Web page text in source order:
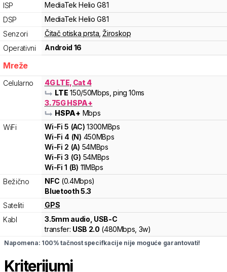
ISP
MediaTek Helio G81
DSP
MediaTek Helio G81
Senzori
Čitač otiska prsta ,Žiroskop
Operativni
Android 16
Mreže
Celularno
4G LTE, Cat 4
LTE 150/50Mbps , ping 10ms
3.75G HSPA+
HSPA+ Mbps
WiFi
Wi-Fi5 (AC) 1300MBps
Wi-Fi 4 (N) 450MBps
Wi-Fi 2 (A) 54MBps
Wi-Fi3 (G) 54MBps
Wi-Fi1 (B) 11MBps
Bežično
NFC (0.4Mbps)
Bluetooth 5.3
Sateliti
GPS
Kabl
3.5mm audio, USB-C
transfer: USB 2.0 (480Mbps, 3w)
Napomena: 100% tačnost specifkacije nije moguće garantovati!
Kriterijumi